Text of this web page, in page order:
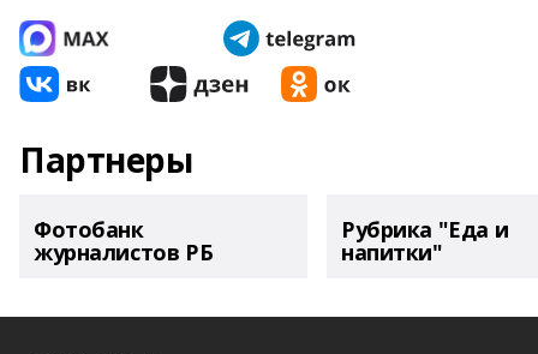
Партнеры
Фотобанк
журналистов РБ
Рубрика "Еда и
напитки"